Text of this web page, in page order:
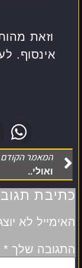
וזאת
אינסוף.
המאמר הקודם
ואולי..
כתיבת
האימייל לא
התגובה שלך *